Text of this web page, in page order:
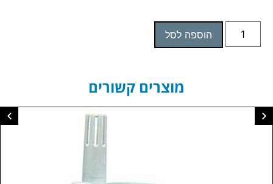
הוספה לסל
מוצרים קשורים